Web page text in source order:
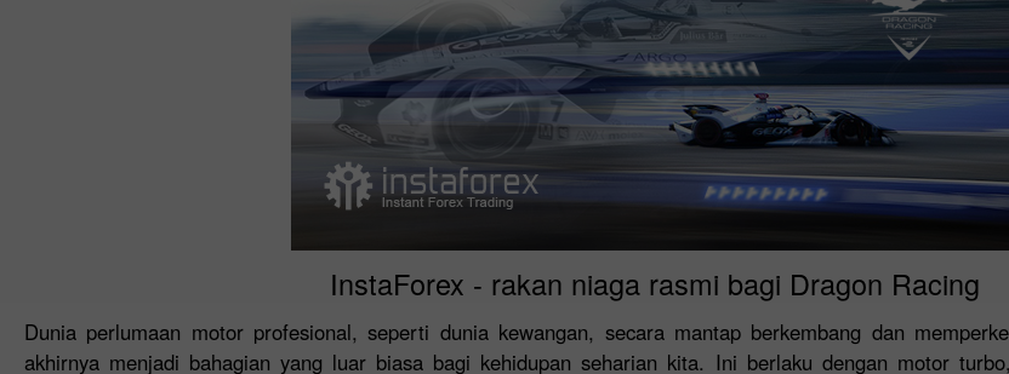
InstaForex - rakan niaga rasmi bagi Dragon Racing
Dunia perlumaan motor profesional, seperti dunia kewangan, secara mantap berkembang dan
akhirnya menjadi bahagian yang luar biasa bagi kehidupan seharian kita. Ini berlaku dengan motor